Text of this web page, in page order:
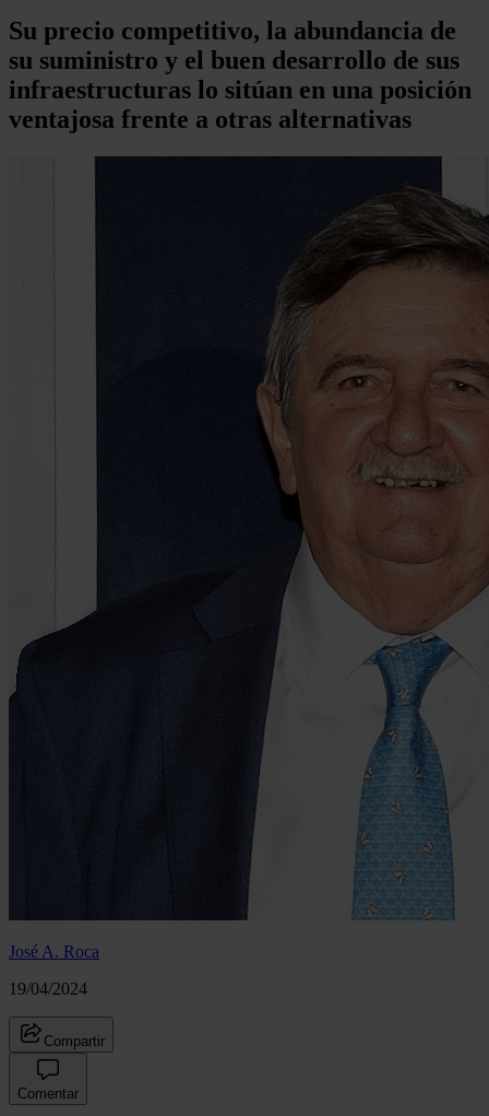
Su precio competitivo, la abundancia de
su suministro y el buen desarrollo de sus
infraestructuras lo sitúan en una posición
ventajosa frente a otras alternativas
José A. Roca
19/04/2024
Compartir
Comentar